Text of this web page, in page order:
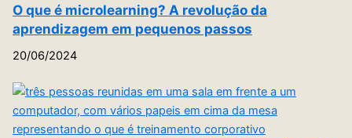
O que é microlearning? A revolução da
aprendizagem em pequenos passos
20/06/2024